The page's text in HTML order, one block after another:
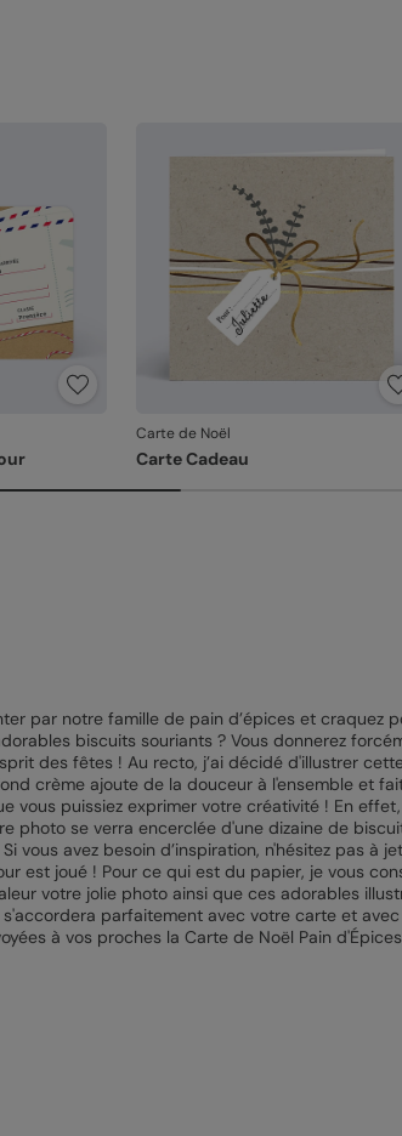
Carte de Noël
Carte Cadeau
par notre famille de pain d’épices et craquez
biscuits souriants ? Vous donnerez
des fêtes ! Au recto, j’ai décidé d'illustrer
crème ajoute de la douceur à l'ensemble et
vous puissiez exprimer votre créativité ! En
photo se verra encerclée d'une dizaine de
vous avez besoin d’inspiration, n'hésitez pas
est joué ! Pour ce qui est du papier, je vous
votre jolie photo ainsi que ces adorables
parfaitement avec votre carte et
à vos proches la Carte de Noël Pain